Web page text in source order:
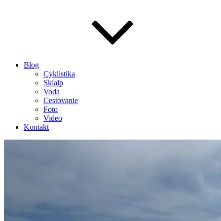
Blog
Cyklistika
Skialp
Voda
Cestovanie
Foto
Video
Kontakt